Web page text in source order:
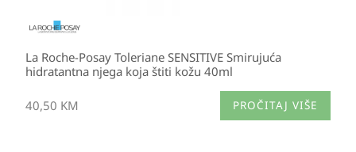
La Roche-Posay Toleriane SENSITIVE Smirujuća
hidratantna njega koja štiti kožu 40ml
40,50 KM PROČITAJ VIŠE